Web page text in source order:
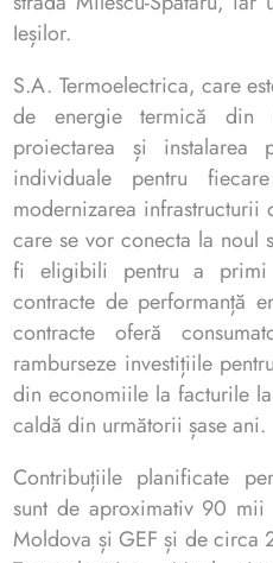
Ieșilor.
S.A. Termoelectrica, care
de energie termică din
proiectarea și instalarea
individuale pentru
modernizarea
care se vor conecta la noul
fi eligibili pentru a primi
contracte de performanță
contracte oferă
ramburseze investițiile
din economiile la facturile
caldă din următorii șase ani.
Contribuțiile planificate
sunt de aproximativ 90 mii
Moldova și GEF și de circa